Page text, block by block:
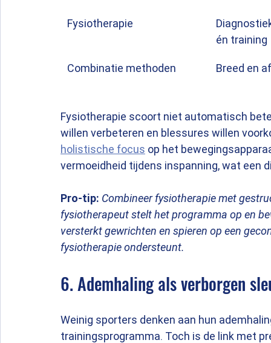
Fysiotherapie
én training
Combinatie methoden Breed en
Fysiotherapie scoort niet automatisch
willen verbeteren en blessures willen
holistische focus op het
vermoeidheid tijdens inspanning, wat
Pro-tip: Combineer fysiotherapie met
fysiotherapeut stelt het programma op en
versterkt gewrichten en spieren op een
fysiotherapie ondersteunt.
6. Ademhaling als verborgen
Weinig sporters denken aan hun
trainingsprogramma. Toch is de link met